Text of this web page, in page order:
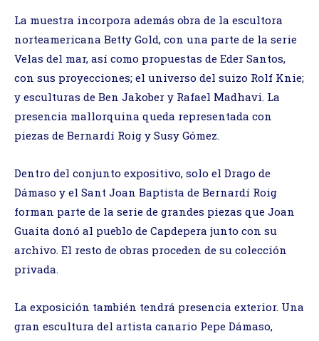
La muestra incorpora además obra de la escultora
norteamericana Betty Gold, con una parte de la serie
Velas del mar, así como propuestas de Eder Santos,
con sus proyecciones; el universo del suizo Rolf Knie;
y esculturas de Ben Jakober y Rafael Madhavi. La
presencia mallorquina queda representada con
piezas de Bernardí Roig y Susy Gómez.
Dentro del conjunto expositivo, solo el Drago de
Dámaso y el Sant Joan Baptista de Bernardí Roig
forman parte de la serie de grandes piezas que Joan
Guaita donó al pueblo de Capdepera junto con su
archivo. El resto de obras proceden de su colección
privada.
La exposición también tendrá presencia exterior. Una
gran escultura del artista canario Pepe Dámaso,